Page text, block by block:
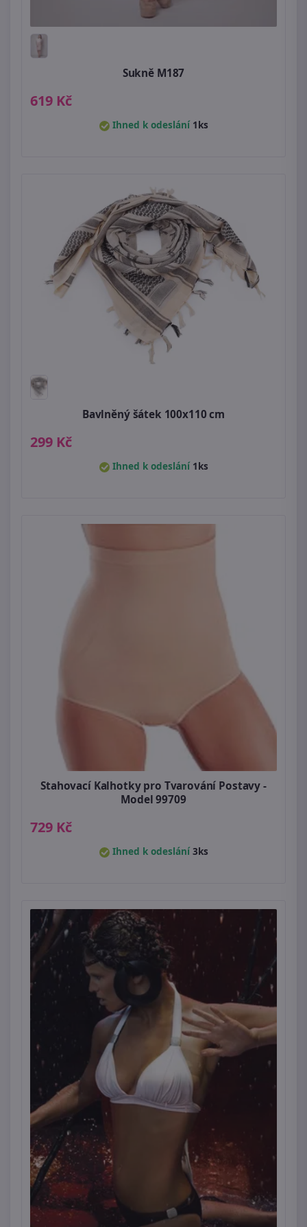
Sukně M187
619 Kč
Ihned k odeslání 1ks
Bavlněný šátek 100x110 cm
299 Kč
Ihned k odeslání 1ks
Stahovací Kalhotky pro Tvarování Postavy -
Model 99709
729 Kč
Ihned k odeslání3ks